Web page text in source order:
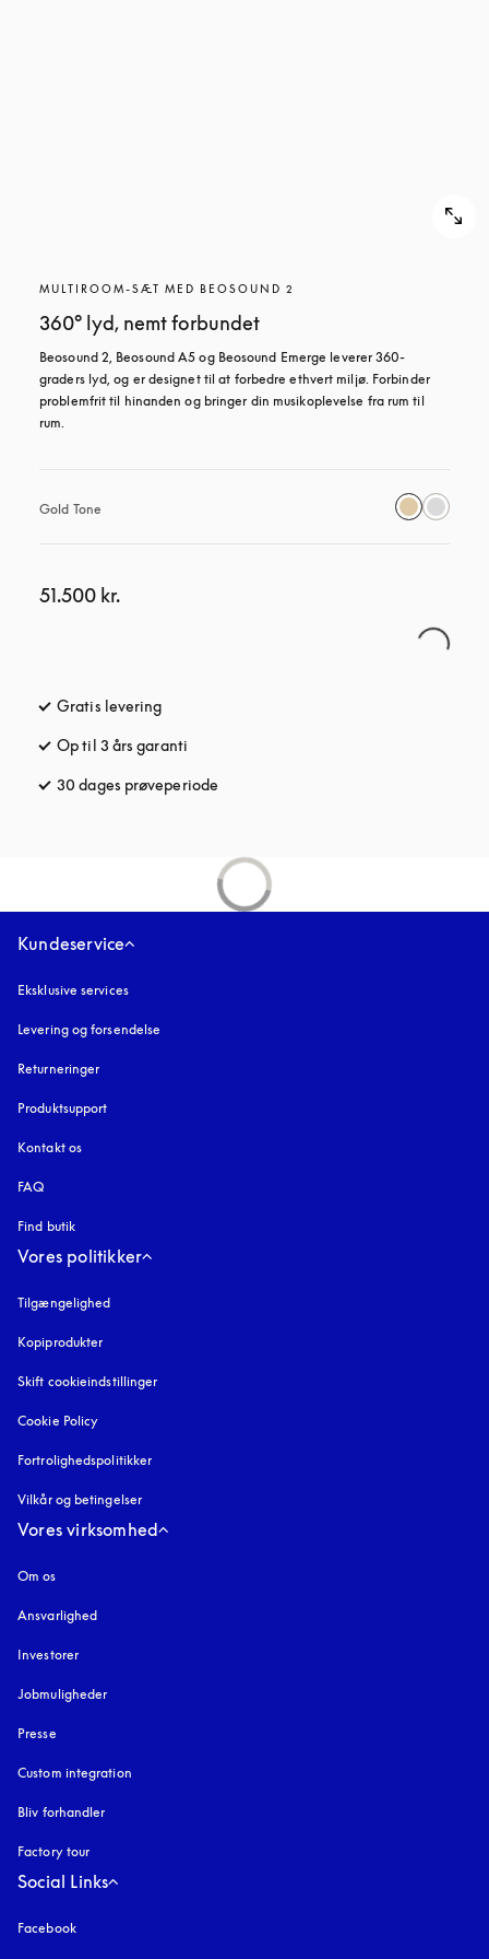
MULTIROOM-SÆT MED BEOSOUND 2
360° lyd, nemt forbundet
Beosound 2, Beosound A5 og Beosound Emerge leverer 360-
graders lyd, og er designet til at forbedre ethvert miljø. Forbinder
problemfrit til hinanden og bringer din musikoplevelse fra rum til
rum.
Gold Tone
51.500 kr.
Gratis levering
Op til 3 års garanti
30 dages prøveperiode
Kundeservice
Eksklusive services
Levering og forsendelse
Returneringer
Produktsupport
Kontakt os
FAQ
Find butik
Vores politikker
Tilgængelighed
Kopiprodukter
Skift cookieindstillinger
Cookie Policy
Fortrolighedspolitikker
Vilkår og betingelser
Vores virksomhed
Om os
Ansvarlighed
Investorer
Jobmuligheder
Presse
Custom integration
Bliv forhandler
Factory tour
Social Links
Facebook